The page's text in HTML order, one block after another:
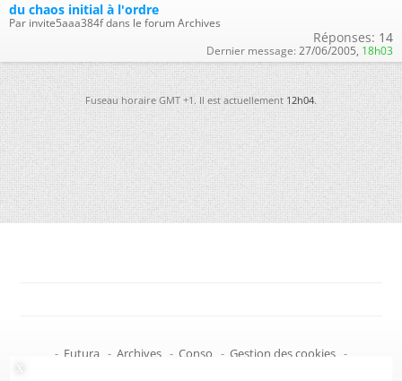
du chaos initial à l'ordre
Par invite5aaa384f dans le forum Archives
Réponses: 14
Dernier message: 27/06/2005, 18h03
Fuseau horaire GMT +1. Il est actuellement12h04.
- Futura - Archives - Conso - Gestion des cookies -